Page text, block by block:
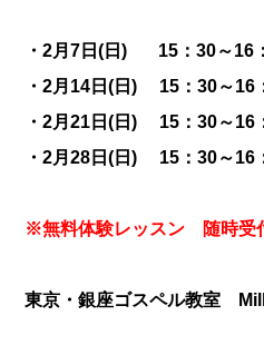
・2月7日(日) 15：30～16
・2月14 日(日) 15：30～16
・2月21 日(日) 15：30～16
・2月28日(日) 15：30～16
※無料体験レッスン 随時受
東京・銀座ゴスペル教室